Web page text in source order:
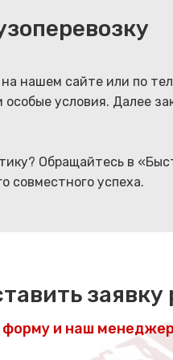
нашем сайте или по
особые условия. Далее
Обращайтесь в
совместного успеха.
и наш